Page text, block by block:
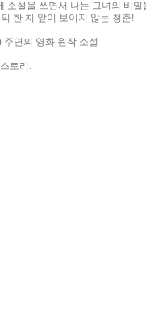
설을 쓰면서 나는 그녀의 비
한 치 앞이 보이지 않는 청춘!
연의 영화 원작 소설
토리.